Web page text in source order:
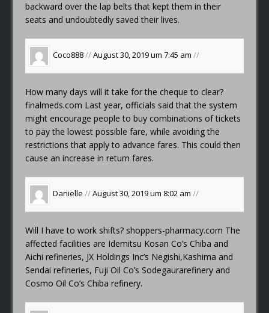
backward over the lap belts that kept them in their
seats and undoubtedly saved their lives.
Coco888//August 30, 2019 um 7:45 am//
How many days will it take for the cheque to clear?
finalmeds.com Last year, officials said that the system
might encourage people to buy combinations of tickets
to pay the lowest possible fare, while avoiding the
restrictions that apply to advance fares. This could then
cause an increase in return fares.
Danielle //August 30, 2019 um 8:02 am//
Will I have to work shifts? shoppers-pharmacy.com The
affected facilities are Idemitsu Kosan Co’s Chiba and
Aichi refineries, JX Holdings Inc’s Negishi,Kashima and
Sendai refineries, Fuji Oil Co’s Sodegaurarefinery and
Cosmo Oil Co’s Chiba refinery.